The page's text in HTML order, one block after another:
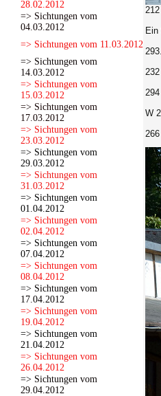
28.02.2012
=> Sichtungen vom
04.03.2012
=> Sichtungen vom 11.03.2012
=> Sichtungen vom
14.03.2012
=> Sichtungen vom
15.03.2012
=> Sichtungen vom
17.03.2012
=> Sichtungen vom
23.03.2012
=> Sichtungen vom
29.03.2012
=> Sichtungen vom
31.03.2012
=> Sichtungen vom
01.04.2012
=> Sichtungen vom
02.04.2012
=> Sichtungen vom
07.04.2012
=> Sichtungen vom
08.04.2012
=> Sichtungen vom
17.04.2012
=> Sichtungen vom
19.04.2012
=> Sichtungen vom
21.04.2012
=> Sichtungen vom
26.04.2012
=> Sichtungen vom
29.04.2012
W